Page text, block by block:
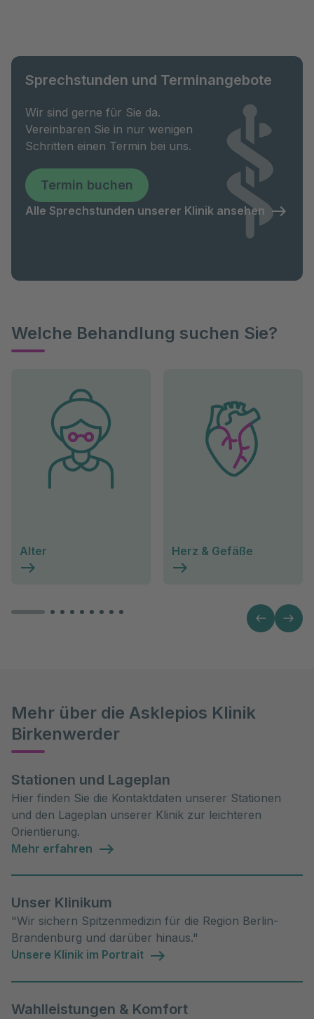
Sprechstunden und Terminangebote
Wir sind gerne für Sie da.
Vereinbaren Sie in nur wenigen
Schritten einen Termin bei uns.
Termin buchen
Alle Sprechstunden unserer Klinik ansehen
Welche Behandlung suchen Sie?
Alter Herz & Gefäße
Mehr über die Asklepios Klinik
Birkenwerder
Stationen und Lageplan
Hier finden Sie die Kontaktdaten unserer Stationen
und den Lageplan unserer Klinik zur leichteren
Orientierung.
Mehr erfahren
Unser Klinikum
"Wir sichern Spitzenmedizin für die Region Berlin-
Brandenburg und darüber hinaus."
Unsere Klinik im Portrait
Wahlleistungen & Komfort